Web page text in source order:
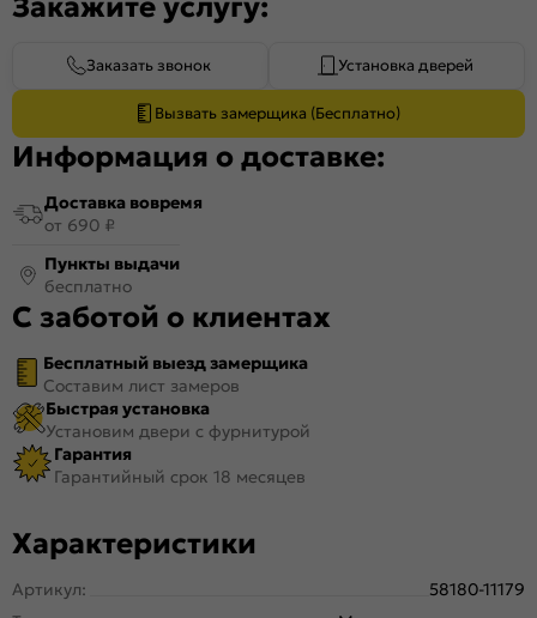
Заказать звонок Установка дверей
Вызвать замерщика (Бесплатно)
Информация о доставке:
Доставка вовремя
от 690 ₽
Пункты выдачи
бесплатно
С заботой о клиентах
Бесплатный выезд замерщика
Составим лист замеров
Быстрая установка
Установим двери с фурнитурой
Гарантия
Гарантийный срок 18 месяцев
Характеристики
Артикул:
58180-11179